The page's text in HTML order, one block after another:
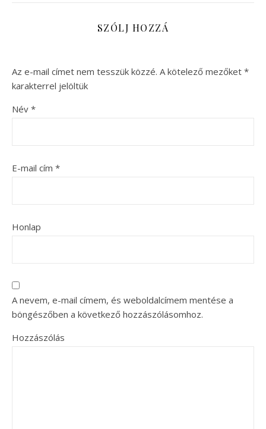
SZÓLJ HOZZÁ
Az e-mail címet nem tesszük közzé. A kötelező mezőket *
karakterrel jelöltük
Név *
E-mail cím *
Honlap
A nevem, e-mail címem, és weboldalcímem mentése a
böngészőben a következő hozzászólásomhoz.
Hozzászólás